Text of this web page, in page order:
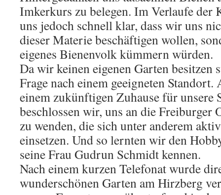
Imkerkurs zu belegen. Im Verlaufe der
uns jedoch schnell klar, dass wir uns
dieser Materie beschäftigen wollen,
eigenes Bienenvolk kümmern würden.
Da wir keinen eigenen Garten besitzen
Frage nach einem geeigneten Standort.
einem zukünftigen Zuhause für unsere
beschlossen wir, uns an die Freiburger
zu wenden, die sich unter anderem
einsetzen. Und so lernten wir den
seine Frau Gudrun Schmidt kennen.
Nach einem kurzen Telefonat wurde
wunderschönen Garten am Hirzberg